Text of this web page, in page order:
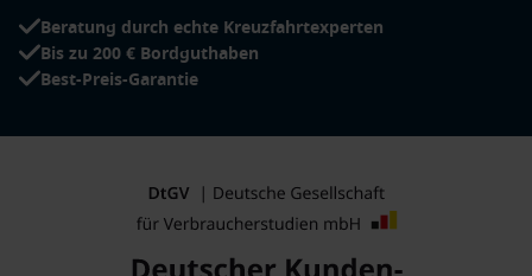
Beratung durch echte Kreuzfahrtexperten
Bis zu 200 € Bordguthaben
Best-Preis-Garantie